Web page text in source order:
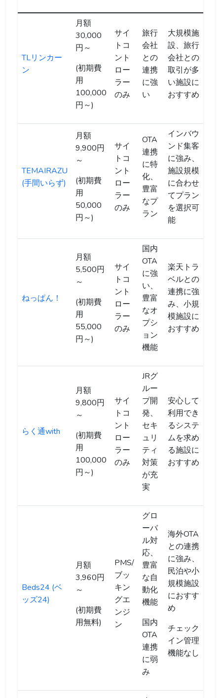
TLリンカー
ン
月額
30,000
円～
(初期費
用
100,000
円～)
サイ
トコ
ント
ロー
ラー
のみ
旅行
会社
との
連携
に強
い
大規模施
設、旅行
会社との
取引が多
い施設に
おすすめ
TEMAIRAZU
(手間いらず)
月額
9,900円
～
(初期費
用
50,000
円～)
サイ
トコ
ント
ロー
ラー
のみ
OTA
連携
に特
化、
豊富
なプ
ラン
インバウ
ンド集客
に強み、
施設規模
に合わせ
てプラン
を選択可
能
ねっぱん！
月額
5,500円
～
(初期費
用
55,000
円～)
サイ
トコ
ント
ロー
ラー
のみ
国内
OTA
に強
い、
豊富
なオ
プシ
ョン
機能
楽天トラ
ベルとの
連携に強
み、小規
模施設に
おすすめ
らく通with
月額
9,800円
～
(初期費
用
100,000
円～)
サイ
トコ
ント
ロー
ラー
のみ
JRグ
ルー
プ開
発、
セキ
ュリ
ティ
対策
が充
実
安心して
利用でき
るシステ
ムを求め
る施設に
おすすめ
Beds24 (ベ
ッズ24)
月額
3,960円
～
(初期費
用無料)
PMS/
ブッ
キン
グエ
ンジ
ン
グロ
ーバ
ル対
応、
豊富
な自
動化
機能
国内
OTA
連携
に弱
み
海外OTA
との連携
に強み、
民泊や小
規模施設
におすす
め
チェック
イン管理
機能なし